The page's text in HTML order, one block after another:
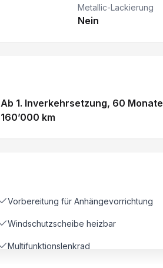
Metallic-Lackierung
Nein
Ab 1. Inverkehrsetzung, 60 Monate
160’000 km
Vorbereitung für Anhängevorrichtung
Windschutzscheibe heizbar
Multifunktionslenkrad